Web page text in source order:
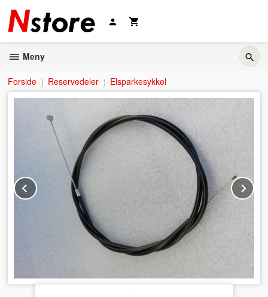
innholdet
Meny
Forside Reservedeler Elsparkesykkel
Prev